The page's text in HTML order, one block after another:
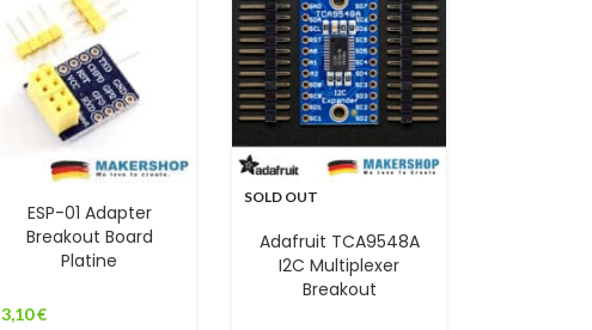
ESP-01 Adapter
Breakout Board
Platine
3,10€
SOLD OUT
Adafruit TCA9548A
I2C Multiplexer
Breakout